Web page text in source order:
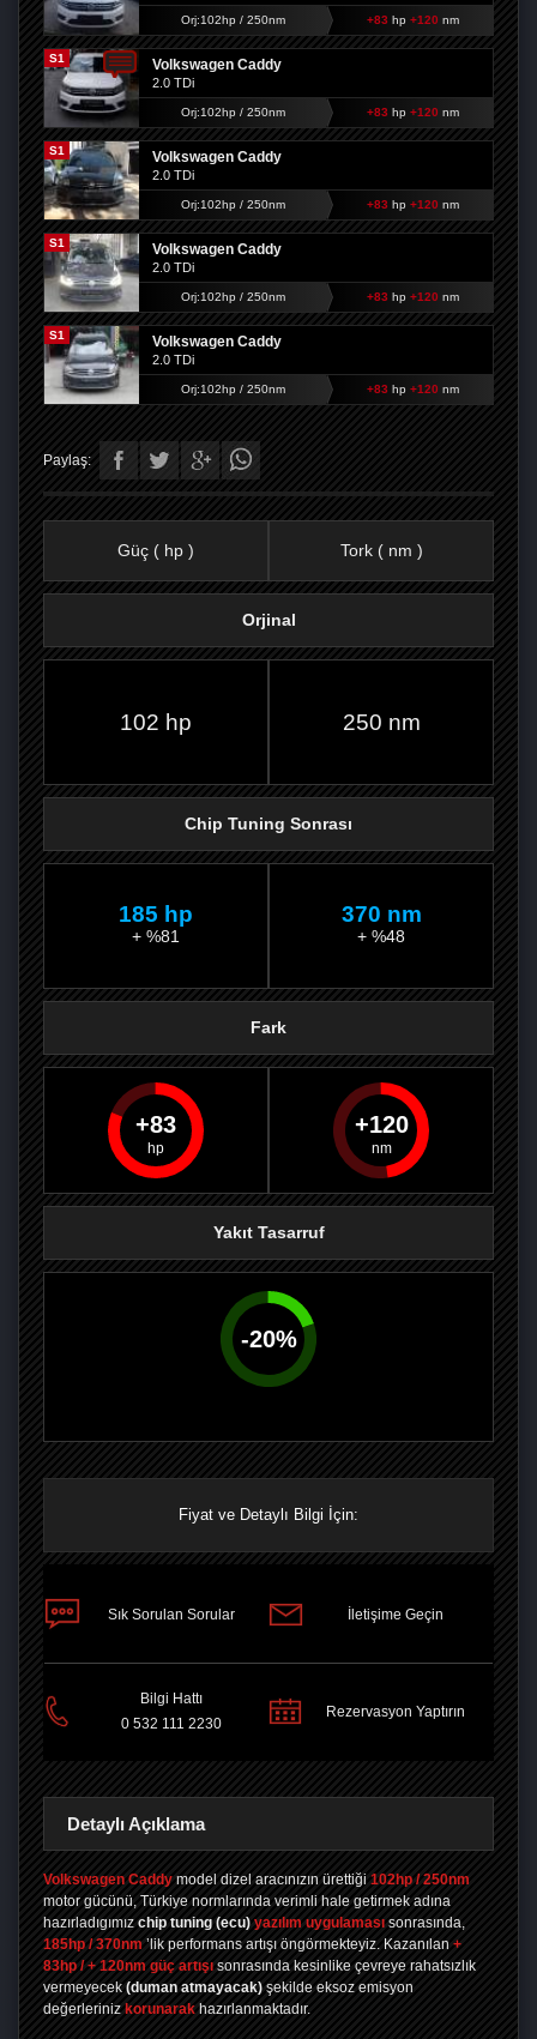
Orj:102hp / 250nm +83 hp +120 nm
S1 Volkswagen Caddy
2.0 TDi
Orj:102hp / 250nm +83 hp +120 nm
S1 Volkswagen Caddy
2.0 TDi
Orj:102hp / 250nm +83 hp +120 nm
S1 Volkswagen Caddy
2.0 TDi
Orj:102hp / 250nm +83 hp +120 nm
S1 Volkswagen Caddy
2.0 TDi
Orj:102hp / 250nm +83 hp +120 nm
Paylaş:
PAYLAŞPAYLAŞPLUS'TA
Güç ( hp ) Tork ( nm )
Orjinal
102 hp 250 nm
Chip Tuning Sonrası
185 hp
+ %81
370 nm
+ %48
Fark
83 120
Yakıt Tasarruf
-20%
Fiyat ve Detaylı Bilgi İçin:
Sık Sorulan Sorular İletişime Geçin
Bilgi Hattı
0 532 111 2230
Rezervasyon Yaptırın
Detaylı Açıklama
Volkswagen Caddy model dizel aracınızın ürettiği 102hp / 250nm
motor gücünü, Türkiye normlarında verimli hale getirmek adına
hazırladıgımız chip tuning (ecu) yazılım uygulaması sonrasında,
185hp / 370nm ’lik performans artışı öngörmekteyiz. Kazanılan +
83hp / + 120nm güç artışı sonrasında kesinlike çevreye rahatsızlık
vermeyecek (duman atmayacak) şekilde eksoz emisyon
değerleriniz korunarak hazırlanmaktadır.